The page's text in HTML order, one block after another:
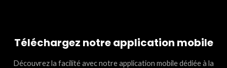
Téléchargez notre application mobile
Découvrez la facilité avec notre application mobile dédiée à la